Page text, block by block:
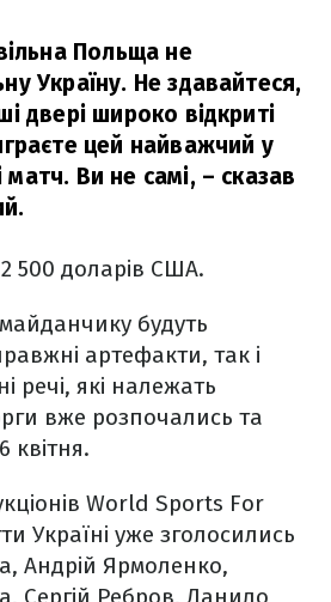
Польща не
Україну. Не здавайтеся,
двері широко відкриті
цей найважчий у
Ви не самі, – сказав
500 доларів США.
будуть
артефакти, так і
речі, які належать
вже розпочались та
квітня.
World Sports For
Україні уже зголосились
Андрій Ярмоленко,